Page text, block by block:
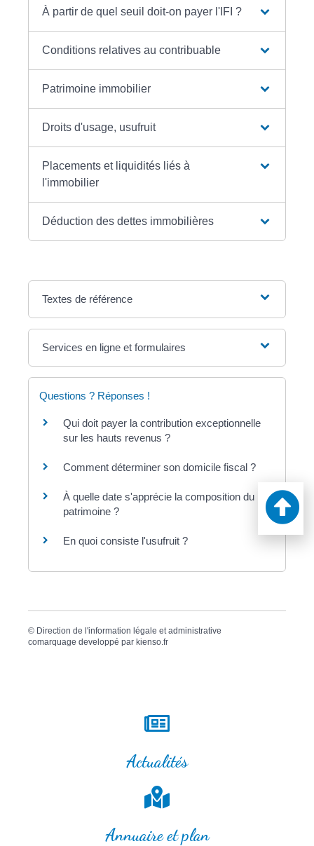
À partir de quel seuil doit-on payer l'IFI ?
Conditions relatives au contribuable
Patrimoine immobilier
Droits d'usage, usufruit
Placements et liquidités liés à
l'immobilier
Déduction des dettes immobilières
Textes de référence
Services en ligne et formulaires
Questions ? Réponses !
Qui doit payer la contribution exceptionnelle
sur les hauts revenus ?
Comment déterminer son domicile fiscal ?
À quelle date s'apprécie la composition du
patrimoine ?
En quoi consiste l'usufruit ?
© Direction de l'information légale et administrative
comarquage developpé par kienso.fr
Actualités
Annuaire et plan